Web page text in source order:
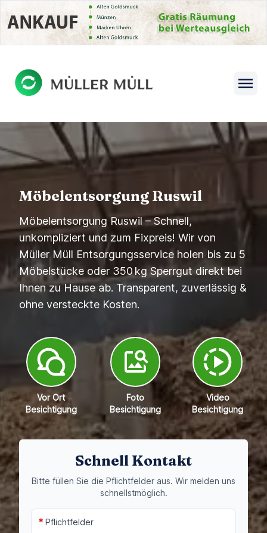
Open
menu
Möbelentsorgung Ruswil
Möbelentsorgung Ruswil – Schnell,
unkompliziert und zum Fixpreis! Wir von
Müller Müll Entsorgungsservice holen bis zu 5
Möbelstücke oder 350 kg Sperrgut direkt bei
Ihnen zu Hause ab. Transparent, zuverlässig &
ohne versteckte Kosten.
Vor Ort
Besichtigung
Foto
Besichtigung
Video
Besichtigung
Schnell Kontakt
Bitte füllen Sie die Pflichtfelder aus. Wir melden uns
schnellstmöglich.
* Pflichtfelder